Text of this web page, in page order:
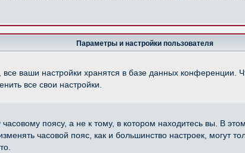
Параметры и настройки пользователя
ваши настройки хранятся в базе данных конференции.
все свои настройки.
поясу, а не к тому, в котором находитесь вы. В
часовой пояс, как и большинство настроек, могут